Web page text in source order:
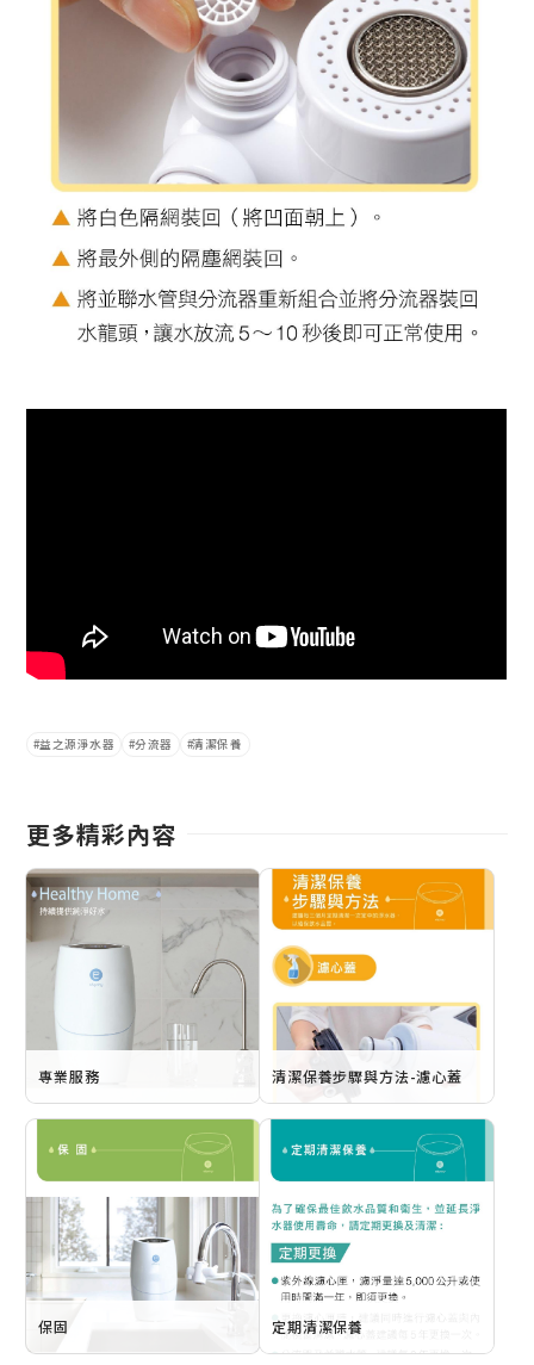
益之源淨水器 分流器 清潔保養
更多精彩內容
專業服務 清潔保養步驟與方法-濾心蓋
保固 定期清潔保養